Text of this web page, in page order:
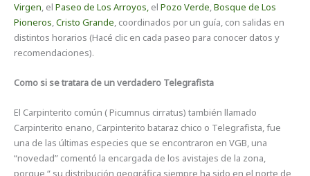
Virgen, elPaseo de Los Arroyos, el Pozo Verde,Bosque de Los
Pioneros,Cristo Grande, coordinados por un guía, con salidas en
distintos horarios (Hacé clic en cada paseo para conocer datos y
recomendaciones).
Como si se tratara de un verdadero Telegrafista
El Carpinterito común ( Picumnus cirratus) también llamado
Carpinterito enano, Carpinterito bataraz chico o Telegrafista, fue
una de las últimas especies que se encontraron en VGB, una
“novedad” comentó la encargada de los avistajes de la zona,
porque “ su distribución geográfica siempre ha sido en el norte de